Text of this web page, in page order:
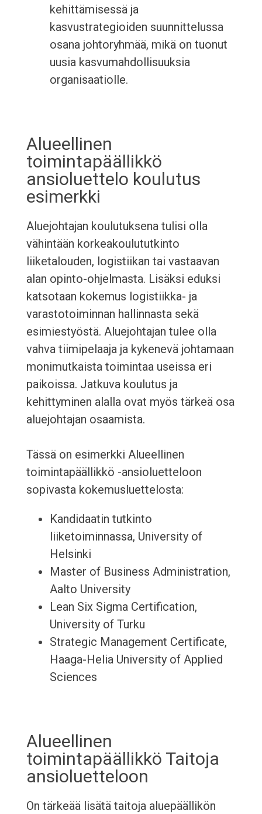
kehittämisessä ja
kasvustrategioiden suunnittelussa
osana johtoryhmää, mikä on tuonut
uusia kasvumahdollisuuksia
organisaatiolle.
Alueellinen
toimintapäällikkö
ansioluettelo koulutus
esimerkki
Aluejohtajan koulutuksena tulisi olla
vähintään korkeakoulututkinto
liiketalouden, logistiikan tai vastaavan
alan opinto-ohjelmasta. Lisäksi eduksi
katsotaan kokemus logistiikka- ja
varastotoiminnan hallinnasta sekä
esimiestyöstä. Aluejohtajan tulee olla
vahva tiimipelaaja ja kykenevä johtamaan
monimutkaista toimintaa useissa eri
paikoissa. Jatkuva koulutus ja
kehittyminen alalla ovat myös tärkeä osa
aluejohtajan osaamista.
Tässä on esimerkki Alueellinen
toimintapäällikkö -ansioluetteloon
sopivasta kokemusluettelosta:
Kandidaatin tutkinto
liiketoiminnassa, University of
Helsinki
Master of Business Administration,
Aalto University
Lean Six Sigma Certification,
University of Turku
Strategic Management Certificate,
Haaga-Helia University of Applied
Sciences
Alueellinen
toimintapäällikkö Taitoja
ansioluetteloon
On tärkeää lisätä taitoja aluepäällikön